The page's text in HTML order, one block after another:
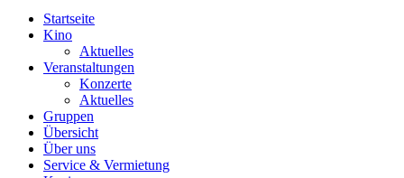
Startseite
Kino
Aktuelles
Veranstaltungen
Konzerte
Aktuelles
Gruppen
Übersicht
Über uns
Service & Vermietung